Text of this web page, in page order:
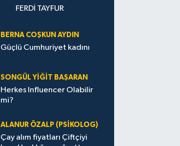
FERDİ TAYFUR
BERNA COŞKUN AYDIN
Güçlü Cumhuriyet kadını
SONGÜL YIĞIT BAŞARAN
Herkes Influencer Olabilir
mi?
ALANUR ÖZALP (PSIKOLOG)
Çay alım fiyatları Çiftçiyi